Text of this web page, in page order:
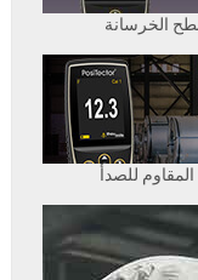
للصدأ